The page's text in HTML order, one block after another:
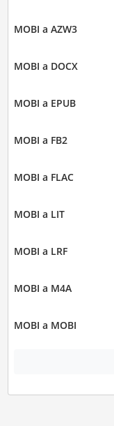
MOBI a AZW3
MOBI a DOCX
MOBI a EPUB
MOBI a FB2
MOBI a FLAC
MOBI a LIT
MOBI a LRF
MOBI a M4A
MOBI a MOBI